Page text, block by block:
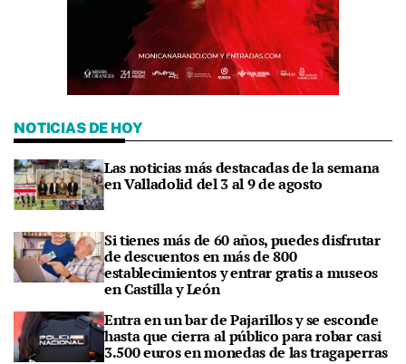
NOTICIAS DE HOY
Las noticias más destacadas de la semana
en Valladolid del 3 al 9 de agosto
Si tienes más de 60 años, puedes disfrutar
de descuentos en más de 800
establecimientos y entrar gratis a museos
en Castilla y León
Entra en un bar de Pajarillos y se esconde
hasta que cierra al público para robar casi
3.500 euros en monedas de las tragaperras